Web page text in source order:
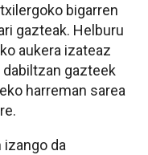
bigarren
gazteak. Helburu
aukera izateaz
gazteek
harreman sarea
izango da